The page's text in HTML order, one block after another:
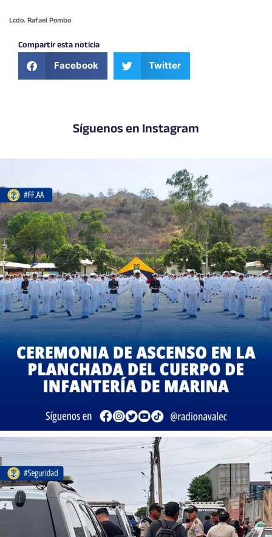
Lcdo. Rafael Pombo
Compartir esta noticia
Facebook Twitter
Síguenos en Instagram